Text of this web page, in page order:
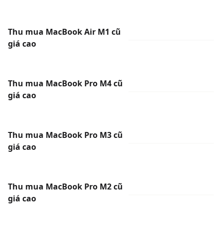
Thu mua MacBook Air M1 cũ
giá cao
Thu mua MacBook Pro M4 cũ
giá cao
Thu mua MacBook Pro M3 cũ
giá cao
Thu mua MacBook Pro M2 cũ
giá cao